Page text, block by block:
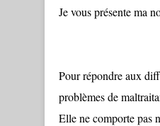
Je vous présente ma
Pour répondre aux
problèmes de
Elle ne comporte pas